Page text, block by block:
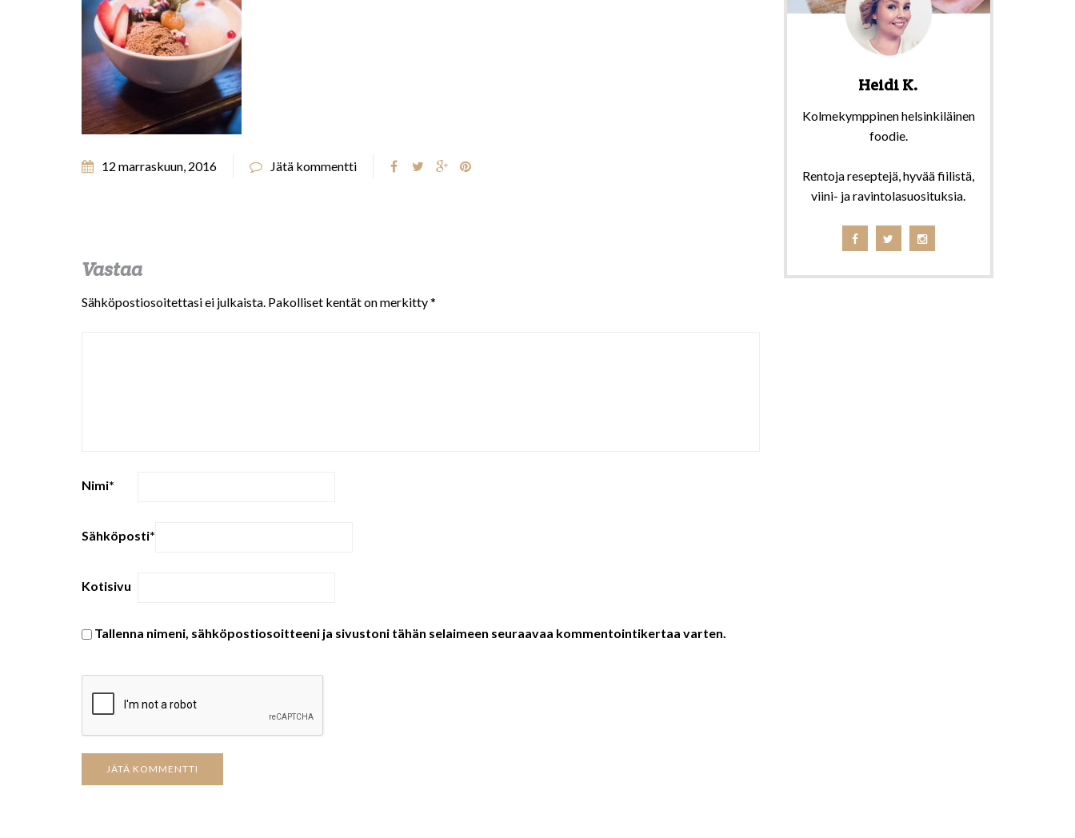
12 marraskuun, 2016 Jätä kommentti
Vastaa
Sähköpostiosoitettasi ei julkaista. Pakolliset kentät on merkitty*
Nimi*
Sähköposti*
Kotisivu
Tallenna nimeni, sähköpostiosoitteeni ja sivustoni tähän selaimeen seuraavaa kommentointikertaa varten.
Heidi K.
Kolmekymppinen helsinkiläinen
foodie.
Rentoja reseptejä, hyvää fiilistä,
viini- ja ravintolasuosituksia.